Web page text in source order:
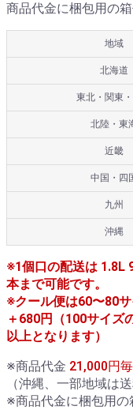
商品代金に梱包用の
地域
北海道
東北・関東
北陸・東
近畿
中国・四
九州
沖縄
※1個口の配送は 1.8L
本まで可能です。
※クール便は60〜80
＋680円（100サイズ
以上となります）
※商品代金 21,000円
（沖縄、一部地域は
※商品代金に梱包用の